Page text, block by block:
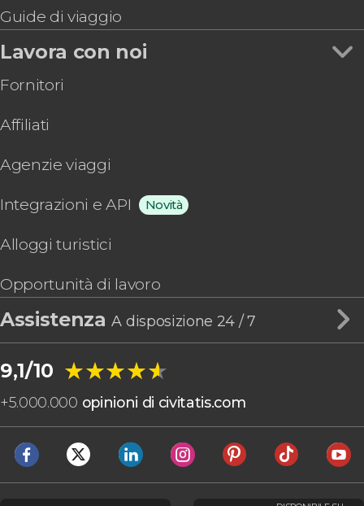
Guide di viaggio
Lavora con noi
Fornitori
Affiliati
Agenzie viaggi
Integrazioni e API Novità
Alloggi turistici
Opportunità di lavoro
AssistenzaA disposizione 24 / 7
9,1/10 ★★★★★
★★★★★
+5.000.000 opinioni di civitatis.com